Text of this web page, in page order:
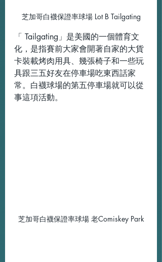
芝加哥白襪保證率球場 Lot B Tailgating
「 Tailgating」是美國的一個體育文
化，是指賽前大家會開著自家的大貨
卡裝載烤肉用具、幾張椅子和一些玩
具跟三五好友在停車場吃東西話家
常。白襪球場的第五停車場就可以從
事這項活動。
芝加哥白襪保證率球場 老Comiskey Park